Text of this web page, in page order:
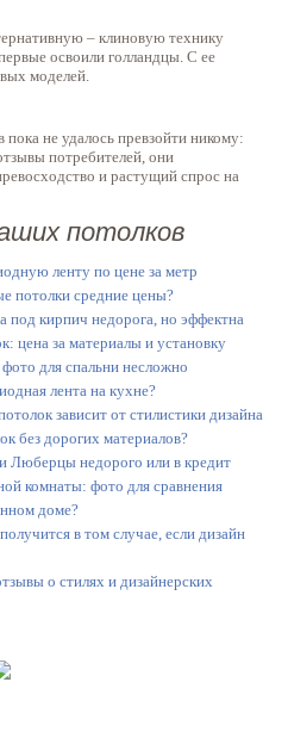
– клиновую технику
освоили голландцы. С ее
моделей.
не удалось превзойти никому:
потребителей, они
и растущий спрос на
потолков
ленту по цене за метр
потолки средние цены?
под кирпич недорога, но эффектна
цена за материалы и установку
для спальни несложно
лента на кухне?
зависит от стилистики дизайна
без дорогих материалов?
Люберцы недорого или в кредит
комнаты: фото для сравнения
доме?
в том случае, если дизайн
о стилях и дизайнерских